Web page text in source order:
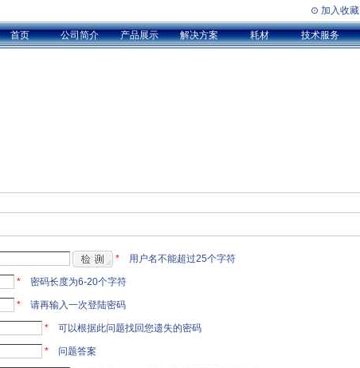
⊙ 加入收藏
首页 公司简介 产品展示 解决方案 耗材 技术服务
* 用户名不能超过25个字符
* 密码长度为6-20个字符
* 请再输入一次登陆密码
* 可以根据此问题找回您遗失的密码
* 问题答案